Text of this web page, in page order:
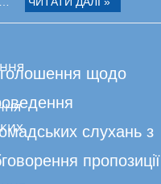
щодо
слухань з
пропозиції